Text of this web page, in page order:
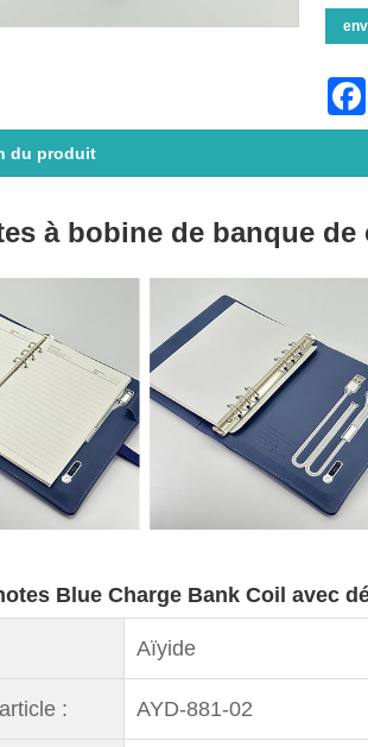
du produit
à bobine de banque
Blue Charge Bank Coil avec
Aïyide
: AYD-881-02